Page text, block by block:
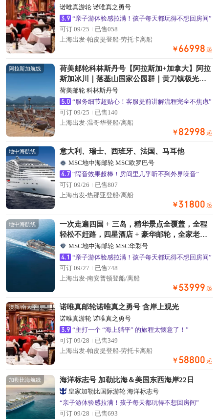
诺唯真游轮 诺唯真之勇号
3.9 “亲子游体验感拉满！孩子每天都玩得不想回房间”
可订 09/25
已售058
上海出发-帕皮提登船-劳托卡离船
￥ 66998 起
阿拉斯加航线
荷美邮轮科林斯丹号【阿拉斯加+加拿大】阿拉
斯加冰川｜落基山国家公园群｜黄刀镇极光｜
加拿大东西岸名城 24天
荷美邮轮 科林斯丹号
5.0 “服务细节超贴心！客服提前讲解流程完全不焦虑”
可订 09/25
已售140
上海出发-温哥华登船/离船
￥ 82998 起
地中海航线 意大利、瑞士、西班牙、法国、马耳他
MSC地中海邮轮 MSC欧罗巴号
4.7 “隔音效果超棒！房间里几乎听不到外界噪音”
可订 09/26
已售807
上海出发-热那亚登船/离船
￥ 31800 起
地中海航线
一次走遍四国 + 三岛，精华景点全覆盖，全程
轻松不赶路，四星酒店 + 豪华邮轮，全家老少
皆宜，深度度假。
MSC地中海邮轮 MSC华彩号
4.1 “亲子游体验感拉满！孩子每天都玩得不想回房间”
可订 09/27
已售748
上海出发-南安普顿登船/离船
￥ 53999 起
澳新/南太平洋航线 诺唯真邮轮诺唯真之勇号 含岸上观光
诺唯真游轮 诺唯真之勇号
3.9 “主打一个 “海上躺平” 的旅程太惬意了！”
可订 09/28
已售349
上海出发-帕皮提登船-劳托卡离船
￥ 58800 起
加勒比海航线 海洋标志号 加勒比海＆美国东西海岸22日
皇家加勒比国际游轮 海洋标志号
“亲子游体验感拉满！孩子每天都玩得不想回房间”
可订 09/28
已售693